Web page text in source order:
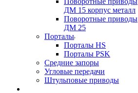
ДМ 15 корпус металл
Поворотные приводы
ДМ 25
Порталы
Порталы HS
Порталы PSK
Средние запоры
Угловые передачи
Штульповые приводы